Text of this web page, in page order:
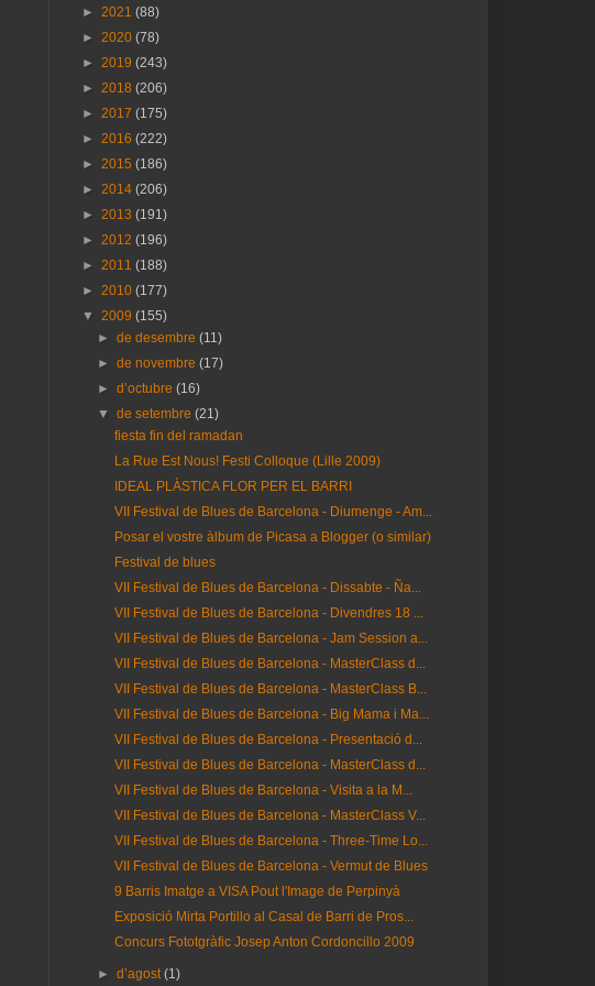
► 2021 (88)
► 2020 (78)
► 2019 (243)
► 2018 (206)
► 2017 (175)
► 2016 (222)
► 2015 (186)
► 2014 (206)
► 2013 (191)
► 2012 (196)
► 2011 (188)
► 2010 (177)
▼ 2009 (155)
►de desembre(11)
►de novembre(17)
►d’octubre(16)
▼de setembre(21)
fiesta fin del ramadan
La Rue Est Nous! Festi Colloque (Lille 2009)
IDEAL PLÀSTICA FLOR PER EL BARRI
VII Festival de Blues de Barcelona - Diumenge - Am...
Posar el vostre àlbum de Picasa a Blogger (o similar)
Festival de blues
VII Festival de Blues de Barcelona - Dissabte - Ña...
VII Festival de Blues de Barcelona - Divendres 18 ...
VII Festival de Blues de Barcelona - Jam Session a...
VII Festival de Blues de Barcelona - MasterClass d...
VII Festival de Blues de Barcelona - MasterClass B...
VII Festival de Blues de Barcelona - Big Mama i Ma...
VII Festival de Blues de Barcelona - Presentació d...
VII Festival de Blues de Barcelona - MasterClass d...
VII Festival de Blues de Barcelona - Visita a la M...
VII Festival de Blues de Barcelona - MasterClass V...
VII Festival de Blues de Barcelona - Three-Time Lo...
VII Festival de Blues de Barcelona - Vermut de Blues
9 Barris Imatge a VISA Pout l'Image de Perpinyà
Exposició Mirta Portillo al Casal de Barri de Pros...
Concurs Fototgràfic Josep Anton Cordoncillo 2009
►d’agost(1)